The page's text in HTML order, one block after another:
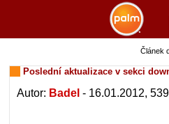
Článek
Poslední aktualizace v sekci
Autor: Badel - 16.01.2012,